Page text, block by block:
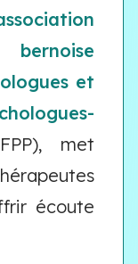
et
met
écoute